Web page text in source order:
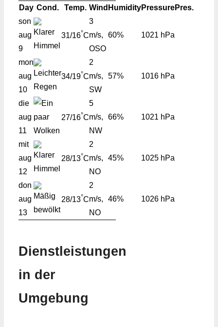
Day Cond. Temp. Wind HumidityPressurePres.
son
aug
9
31/16°C
3
m/s,
OSO
60% 1021 hPa
mon
aug
10
34/19°C
2
m/s,
SW
57% 1016 hPa
die
aug
11
27/16°C
5
m/s,
NW
66% 1021 hPa
mit
aug
12
28/13°C
2
m/s,
NO
45% 1025 hPa
don
aug
13
28/13°C
2
m/s,
NO
46% 1026 hPa
Dienstleistungen
in der
Umgebung